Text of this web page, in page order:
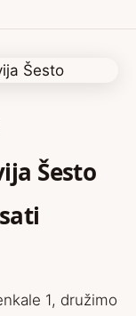
Šesto
1, družimo